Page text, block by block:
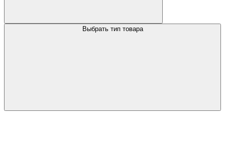
Выбрать тип товара